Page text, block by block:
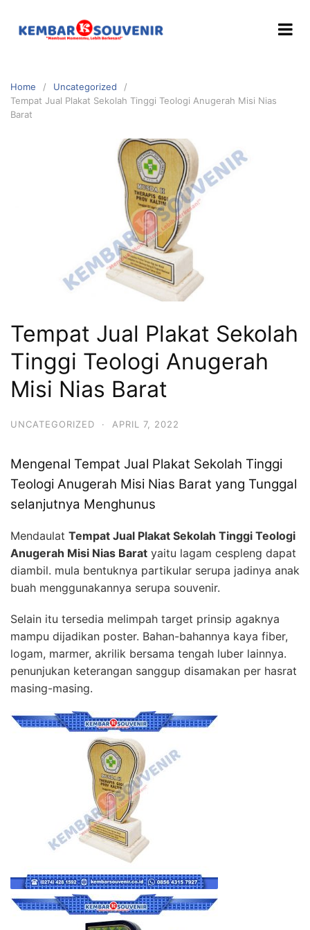
Home
Uncategorized
Tempat Jual Plakat Sekolah Tinggi Teologi Anugerah Misi Nias
Barat
Tempat Jual Plakat Sekolah
Tinggi Teologi Anugerah
Misi Nias Barat
UNCATEGORIZED · APRIL 7, 2022
Mengenal Tempat Jual Plakat Sekolah Tinggi
Teologi Anugerah Misi Nias Barat yang Tunggal
selanjutnya Menghunus
Mendaulat Tempat Jual Plakat Sekolah Tinggi Teologi
Anugerah Misi Nias Barat yaitu lagam cespleng dapat
diambil. mula bentuknya partikular serupa jadinya anak
buah menggunakannya serupa souvenir.
Selain itu tersedia melimpah target prinsip agaknya
mampu dijadikan poster. Bahan-bahannya kaya fiber,
logam, marmer, akrilik bersama tengah luber lainnya.
penunjukan keterangan sanggup disamakan per hasrat
masing-masing.